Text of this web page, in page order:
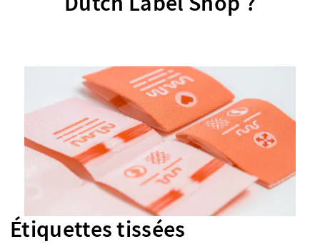
Étiquettes tissées